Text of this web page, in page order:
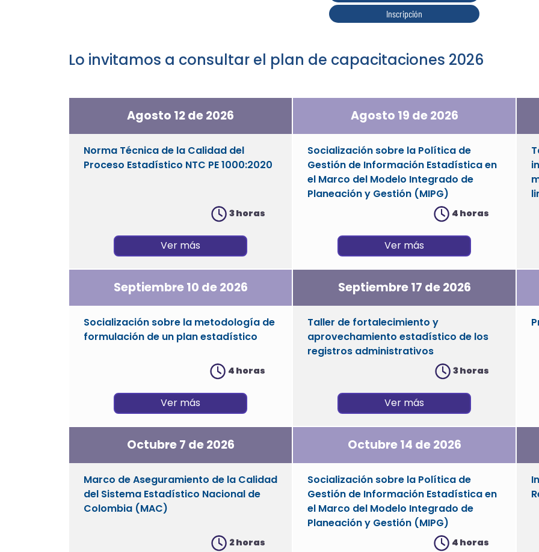
Inscripción
Lo invitamos a consultar el plan de capacitaciones 2026
Agosto 12 de 2026
Norma Técnica de la Calidad del
Proceso Estadístico NTC PE 1000:2020
3 horas
Ver más
Agosto 19 de 2026
Socialización sobre la Política de
Gestión de Información Estadística en
el Marco del Modelo Integrado de
Planeación y Gestión (MIPG)
4 horas
Ver más
Septiembre 10 de 2026
Socialización sobre la metodología de
formulación de un plan estadístico
4 horas
Ver más
Septiembre 17 de 2026
Taller de fortalecimiento y
aprovechamiento estadístico de los
registros administrativos
3 horas
Ver más
Octubre 7 de 2026
Marco de Aseguramiento de la Calidad
del Sistema Estadístico Nacional de
Colombia (MAC)
2 horas
Octubre 14 de 2026
Socialización sobre la Política de
Gestión de Información Estadística en
el Marco del Modelo Integrado de
Planeación y Gestión (MIPG)
4 horas